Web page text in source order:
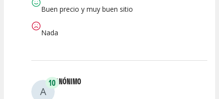
Espectáculo
Buen precio y muy buen sitio
Nada
A
10ANÓNIMO